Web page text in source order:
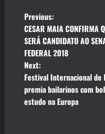
P
o
s
t
n
Previous:
CESAR MAIA CONFIRMA
SERÁ CANDIDATO AO
FEDERAL 2018
Next:
Festival Internacional de
premia bailarinos com
estudo na Europa